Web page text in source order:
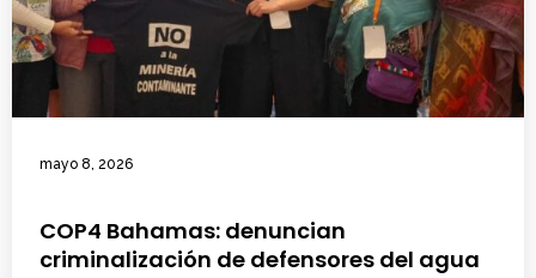
mayo 8, 2026
COP4 Bahamas: denuncian
criminalización de defensores del agua